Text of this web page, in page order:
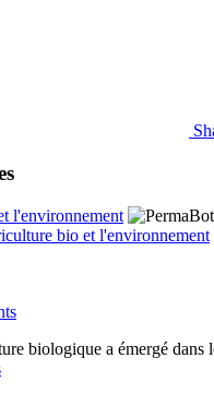
bio et l'environnement
biologique a émergé dans